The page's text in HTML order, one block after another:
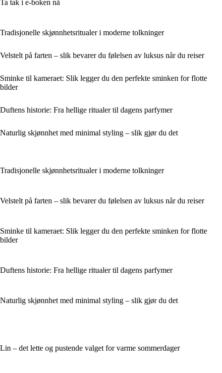
Ta tak i e-boken nå
Tradisjonelle skjønnhetsritualer i moderne tolkninger
Velstelt på farten – slik bevarer du følelsen av luksus når du reiser
Sminke til kameraet: Slik legger du den perfekte sminken for flotte
bilder
Duftens historie: Fra hellige ritualer til dagens parfymer
Naturlig skjønnhet med minimal styling – slik gjør du det
Tradisjonelle skjønnhetsritualer i moderne tolkninger
Velstelt på farten – slik bevarer du følelsen av luksus når du reiser
Sminke til kameraet: Slik legger du den perfekte sminken for flotte
bilder
Duftens historie: Fra hellige ritualer til dagens parfymer
Naturlig skjønnhet med minimal styling – slik gjør du det
Lin – det lette og pustende valget for varme sommerdager